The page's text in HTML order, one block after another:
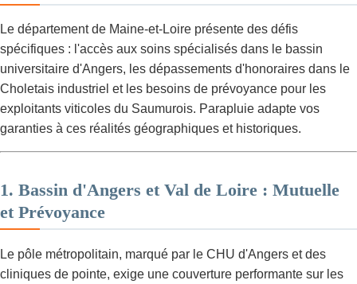
Le département de Maine-et-Loire présente des défis
spécifiques : l'accès aux soins spécialisés dans le bassin
universitaire d'Angers, les dépassements d'honoraires dans le
Choletais industriel et les besoins de prévoyance pour les
exploitants viticoles du Saumurois. Parapluie adapte vos
garanties à ces réalités géographiques et historiques.
1. Bassin d'Angers et Val de Loire : Mutuelle
et Prévoyance
Le pôle métropolitain, marqué par le CHU d'Angers et des
cliniques de pointe, exige une couverture performante sur les